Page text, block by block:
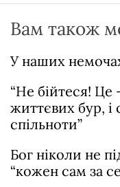
Вам також
У наших
“Не бійтеся! Це
життєвих бур, і
спільноти”
Бог ніколи не
“кожен сам за